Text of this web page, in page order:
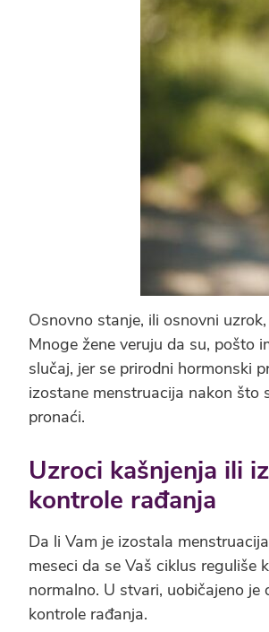
Osnovno stanje, ili osnovni
Mnoge žene veruju da su, pošto
slučaj, jer se prirodni hormonski
izostane menstruacija nakon
pronaći.
Uzroci kašnjenja ili
kontrole rađanja
Da li Vam je izostala
meseci da se Vaš ciklus reguliše
normalno. U stvari, uobičajeno
kontrole rađanja.